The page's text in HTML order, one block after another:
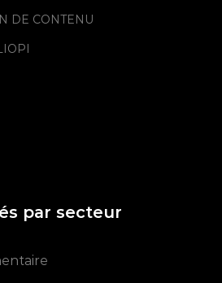
par secteur
DE CONTENU